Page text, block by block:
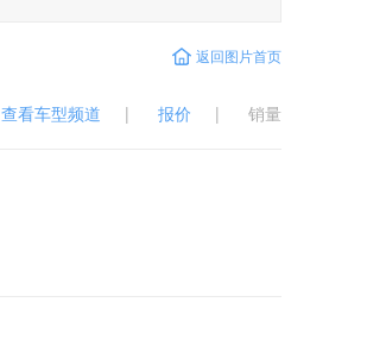
返回图片首页
查看车型频道 | 报价 | 销量